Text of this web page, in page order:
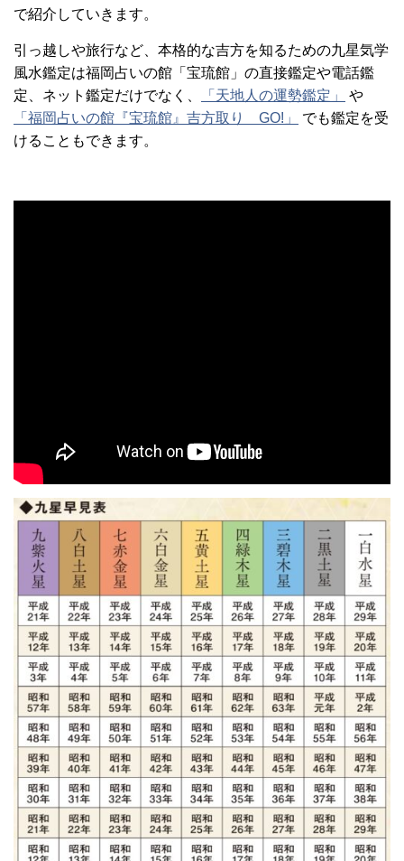
で紹介していきます。
引っ越しや旅行など、本格的な吉方を知るための九星気学
風水鑑定は福岡占いの館「宝琉館」の直接鑑定や電話鑑
定、ネット鑑定だけでなく、
「天地人の運勢鑑定」
や
「福岡占いの館『宝琉館』吉方取り GO!」
でも鑑定を受
けることもできます。